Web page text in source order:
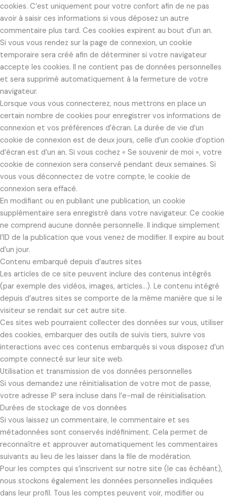
cookies. C’est uniquement pour votre confort afin de ne pas
avoir à saisir ces informations si vous déposez un autre
commentaire plus tard. Ces cookies expirent au bout d’un an.
Si vous vous rendez sur la page de connexion, un cookie
temporaire sera créé afin de déterminer si votre navigateur
accepte les cookies. Il ne contient pas de données personnelles
et sera supprimé automatiquement à la fermeture de votre
navigateur.
Lorsque vous vous connecterez, nous mettrons en place un
certain nombre de cookies pour enregistrer vos informations de
connexion et vos préférences d’écran. La durée de vie d’un
cookie de connexion est de deux jours, celle d’un cookie d’option
d’écran est d’un an. Si vous cochez « Se souvenir de moi », votre
cookie de connexion sera conservé pendant deux semaines. Si
vous vous déconnectez de votre compte, le cookie de
connexion sera effacé.
En modifiant ou en publiant une publication, un cookie
supplémentaire sera enregistré dans votre navigateur. Ce cookie
ne comprend aucune donnée personnelle. Il indique simplement
l’ID de la publication que vous venez de modifier. Il expire au bout
d’un jour.
Contenu embarqué depuis d’autres sites
Les articles de ce site peuvent inclure des contenus intégrés
(par exemple des vidéos, images, articles…). Le contenu intégré
depuis d’autres sites se comporte de la même manière que si le
visiteur se rendait sur cet autre site.
Ces sites web pourraient collecter des données sur vous, utiliser
des cookies, embarquer des outils de suivis tiers, suivre vos
interactions avec ces contenus embarqués si vous disposez d’un
compte connecté sur leur site web.
Utilisation et transmission de vos données personnelles
Si vous demandez une réinitialisation de votre mot de passe,
votre adresse IP sera incluse dans l’e-mail de réinitialisation.
Durées de stockage de vos données
Si vous laissez un commentaire, le commentaire et ses
métadonnées sont conservés indéfiniment. Cela permet de
reconnaître et approuver automatiquement les commentaires
suivants au lieu de les laisser dans la file de modération.
Pour les comptes qui s’inscrivent sur notre site (le cas échéant),
nous stockons également les données personnelles indiquées
dans leur profil. Tous les comptes peuvent voir, modifier ou